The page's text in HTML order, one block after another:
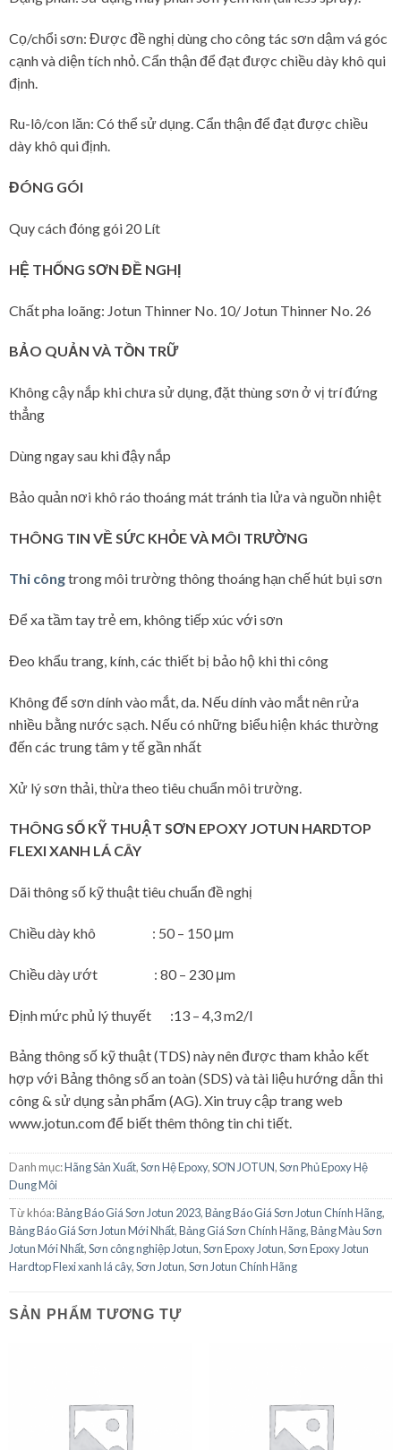
Cọ/chổi sơn: Được đề nghị dùng cho công tác sơn dậm vá góc
cạnh và diện tích nhỏ. Cẩn thận để đạt được chiều dày khô qui
định.
Ru-lô/con lăn: Có thể sử dụng. Cẩn thận để đạt được chiều
dày khô qui định.
ĐÓNG GÓI
Quy cách đóng gói 20 Lít
HỆ THỐNG SƠN ĐỀ NGHỊ
Chất pha loãng: Jotun Thinner No. 10/ Jotun Thinner No. 26
BẢO QUẢN VÀ TỒN TRỮ
Không cậy nắp khi chưa sử dụng, đặt thùng sơn ở vị trí đứng
thẳng
Dùng ngay sau khi đậy nắp
Bảo quản nơi khô ráo thoáng mát tránh tia lửa và nguồn nhiệt
THÔNG TIN VỀ SỨC KHỎE VÀ MÔI TRƯỜNG
Thi côngtrong môi trường thông thoáng hạn chế hút bụi sơn
Để xa tầm tay trẻ em, không tiếp xúc với sơn
Đeo khẩu trang, kính, các thiết bị bảo hộ khi thi công
Không để sơn dính vào mắt, da. Nếu dính vào mắt nên rửa
nhiều bằng nước sạch. Nếu có những biểu hiện khác thường
đến các trung tâm y tế gần nhất
Xử lý sơn thải, thừa theo tiêu chuẩn môi trường.
THÔNG SỐ KỸ THUẬT SƠN EPOXY JOTUN HARDTOP
FLEXI XANH LÁ CÂY
Dãi thông số kỹ thuật tiêu chuẩn đề nghị
Chiều dày khô : 50 – 150 μm
Chiều dày ướt : 80 – 230 μm
Định mức phủ lý thuyết :13 – 4,3 m2/l
Bảng thông số kỹ thuật (TDS) này nên được tham khảo kết
hợp với Bảng thông số an toàn (SDS) và tài liệu hướng dẫn thi
công & sử dụng sản phẩm (AG). Xin truy cập trang web
www.jotun.com để biết thêm thông tin chi tiết.
Danh mục:Hãng Sản Xuất,Sơn Hệ Epoxy,SƠN JOTUN,Sơn Phủ Epoxy Hệ
Dung Môi
Từ khóa:Bảng Báo Giá Sơn Jotun 2023,Bảng Báo Giá Sơn Jotun Chính Hãng,
Bảng Báo Giá Sơn Jotun Mới Nhất,Bảng Giá Sơn Chính Hãng,Bảng Màu Sơn
Jotun Mới Nhất,Sơn công nghiệp Jotun,Sơn Epoxy Jotun,Sơn Epoxy Jotun
Hardtop Flexi xanh lá cây,Sơn Jotun,Sơn Jotun Chính Hãng
SẢN PHẨM TƯƠNG TỰ